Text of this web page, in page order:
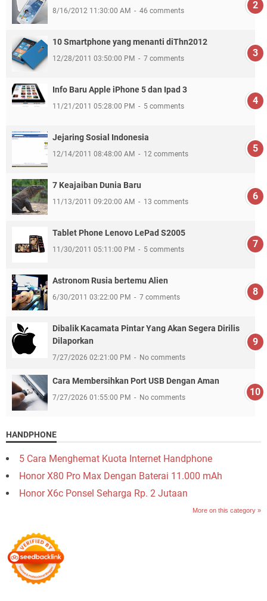
8/16/2012 11:30:00 AM 46 comments
10 Smartphone yang menanti diThn2012
12/28/2011 03:50:00 PM 7 comments
Info Baru Apple iPhone 5 dan Ipad 3
11/21/2011 05:28:00 PM 5 comments
Jejaring Sosial Indonesia
12/14/2011 08:48:00 AM 12 comments
7 Keajaiban Dunia Baru
11/13/2011 09:20:00 AM 13 comments
Tablet Phone Lenovo LePad S2005
11/30/2011 05:11:00 PM 5 comments
Astronom Rusia bertemu Alien
6/30/2011 03:22:00 PM 7 comments
Dibalik Kacamata Pintar Yang Akan Segera Dirilis
Dilaporkan
7/27/2026 02:21:00 PM No comments
Cara Membersihkan Port USB Dengan Aman
7/27/2026 01:55:00 PM No comments
HANDPHONE
5 Cara Menghemat Kuota Internet Handphone
Honor X80 Pro Max Dengan Baterai 11.000 mAh
Honor X6c Ponsel Seharga Rp. 2 Jutaan
More on this category »